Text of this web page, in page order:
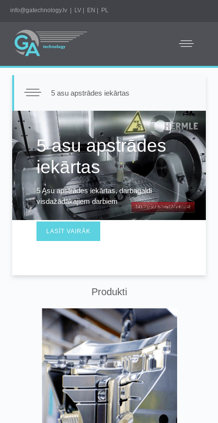
info@gatechnology.lv LV EN PL
5 asu apstrādes iekārtas
Video
Player
5 asu apstrādes
iekārtas
5 Asu apstrādes iekārtas, darbagaldi
visdažādākajiem darbiem
LASĪT VAIRĀK
Produkti